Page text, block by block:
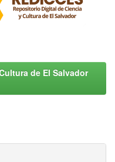
de El Salvador